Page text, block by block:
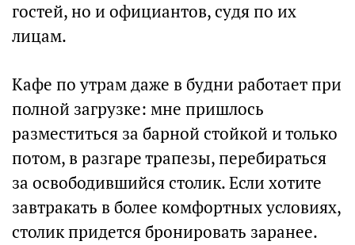
гостей, но и официантов, судя по их
лицам.
Кафе по утрам даже в будни работает при
полной загрузке: мне пришлось
разместиться за барной стойкой и только
потом, в разгаре трапезы, перебираться
за освободившийся столик. Если хотите
завтракать в более комфортных условиях,
столик придется бронировать заранее.